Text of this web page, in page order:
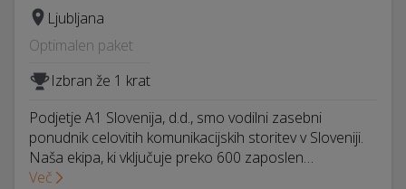
Ljubljana
Optimalen paket
Izbran že 1 krat
Podjetje A1 Slovenija, d.d., smo vodilni zasebni
ponudnik celovitih komunikacijskih storitev v Sloveniji.
Naša ekipa, ki vključuje preko 600 zaposlen…
Več